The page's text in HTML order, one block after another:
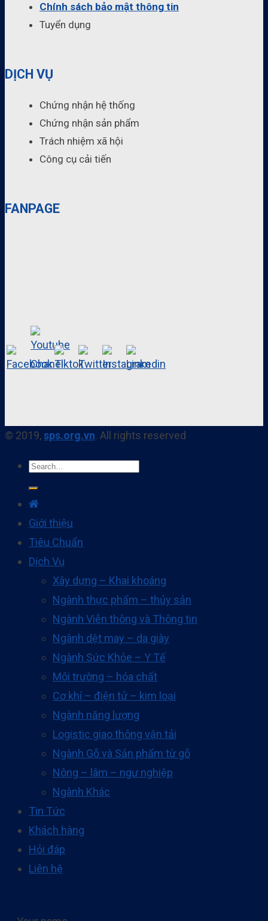
Chính sách bảo mật thông tin
Tuyển dụng
DỊCH VỤ
Chứng nhận hệ thống
Chứng nhận sản phẩm
Trách nhiệm xã hội
Công cụ cải tiến
FANPAGE
© 2019,sps.org.vn. All rights reserved
Giới thiệu
Tiêu Chuẩn
Dịch Vụ
Xây dựng – Khai khoáng
Ngành thực phẩm – thủy sản
Ngành Viễn thông và Thông tin
Ngành dệt may – da giày
Ngành Sức Khỏe – Y Tế
Môi trường – hóa chất
Cơ khí – điện tử – kim loại
Ngành năng lượng
Logistic giao thông vận tải
Ngành Gỗ và Sản phẩm từ gỗ
Nông – lâm – ngư nghiệp
Ngành Khác
Tin Tức
Khách hàng
Hỏi đáp
Liên hệ